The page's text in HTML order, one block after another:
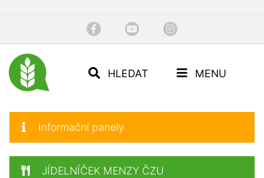
HLEDAT MENU
Informační panely
JÍDELNÍČEK MENZY ČZU